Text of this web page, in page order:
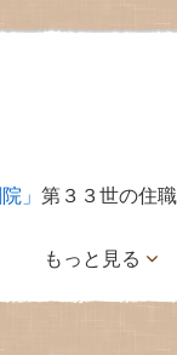
」 第３３世の住職
もっと見る